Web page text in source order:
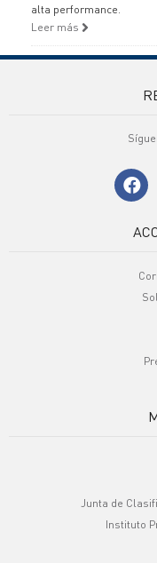
alta performance.
Leer más
Junta de
Instituto